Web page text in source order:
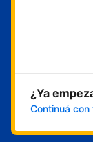
¿Ya
Continuá